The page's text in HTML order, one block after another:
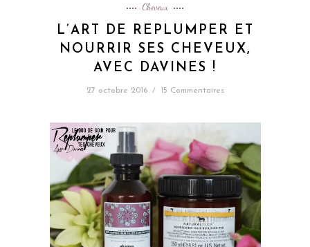
Cheveux
L’ART DE REPLUMPER ET
NOURRIR SES CHEVEUX,
AVEC DAVINES !
27 octobre 2016 / 15 Commentaires